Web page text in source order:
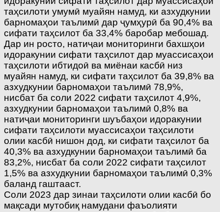
таҳсилоти умумӣ муайян намуд, ки азхудкунии
барномаҳои таълимӣ дар ҷумҳурӣ ба 90,4% ва
сифати таҳсилот ба 33,4% баробар мебошад.
Дар ин росто, натиҷаи мониторинги бахшҳои
идоракунии сифати таҳсилот дар муассисаҳои
таҳсилоти ибтидоӣ ва миёнаи касбӣ низ
муайян намуд, ки сифати таҳсилот ба 39,8% ва
азхудкунии барномаҳои таълимӣ 78,9%,
нисбат ба соли 2022 сифати таҳсилот 4,9%,
азхудкунии барномаҳои таълимӣ 0,8% ва
натиҷаи мониторинги шуъбаҳои идоракунии
сифати таҳсилоти муассисаҳои таҳсилоти
олии касбӣ нишон дод, ки сифати таҳсилот ба
40,3% ва азхудкунии барномаҳои таълимӣ ба
83,2%, нисбат ба соли 2022 сифати таҳсилот
1,5% ва азхудкунии барномаҳои таълимӣ 0,3%
баланд гаштааст.
Соли 2023 дар зинаи таҳсилоти олии касбӣ бо
мақсади мутобиқ намудани фаъолияти